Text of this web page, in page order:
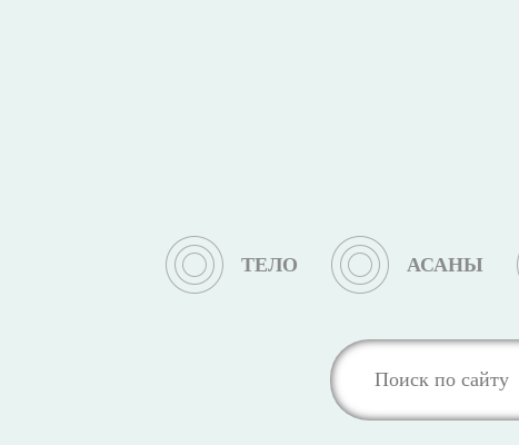
ТЕЛО АСАНЫ